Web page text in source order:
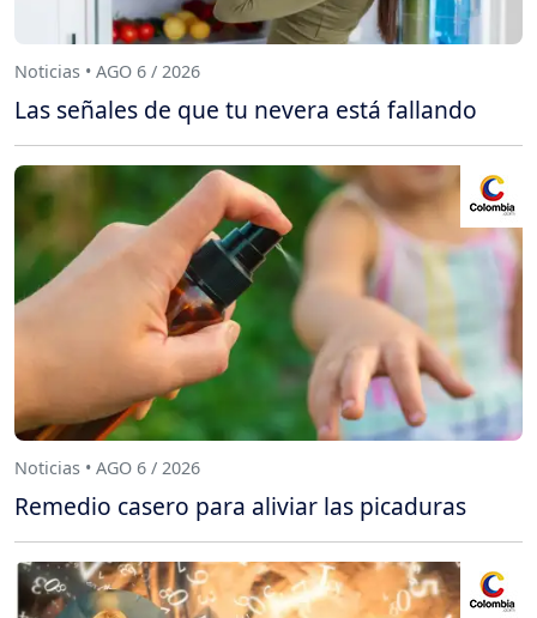
Noticias • AGO 6 / 2026
Las señales de que tu nevera está fallando
Noticias • AGO 6 / 2026
Remedio casero para aliviar las picaduras